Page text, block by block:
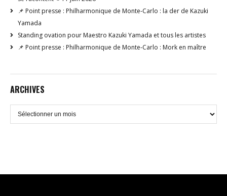
📌 Point presse : Philharmonique de Monte-Carlo : la der de Kazuki
Yamada
Standing ovation pour Maestro Kazuki Yamada et tous les artistes
📌 Point presse : Philharmonique de Monte-Carlo : Mork en maître
ARCHIVES
Archives